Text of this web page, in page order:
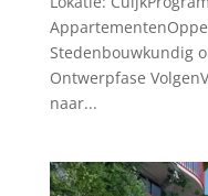
Stedenbouwkundig
Ontwerpfase
naar...